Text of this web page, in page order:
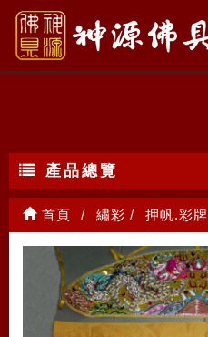
押帆.彩牌
產品總覽
首頁 繡彩 押帆.彩牌